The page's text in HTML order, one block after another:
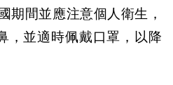
期間並應注意個人衛生，
，並適時佩戴口罩，以降